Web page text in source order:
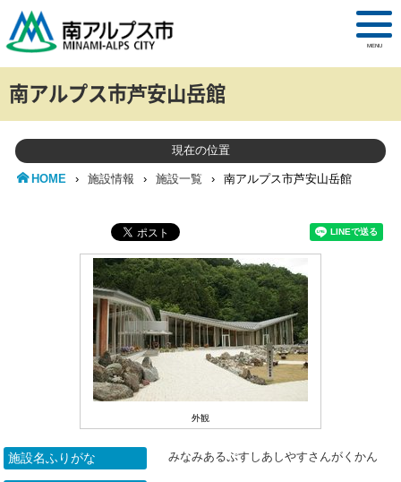
MENU
南アルプス市芦安山岳館
現在の位置
HOME › 施設情報 › 施設一覧 › 南アルプス市芦安山岳館
外観
施設名ふりがな みなみあるぷすしあしやすさんがくかん